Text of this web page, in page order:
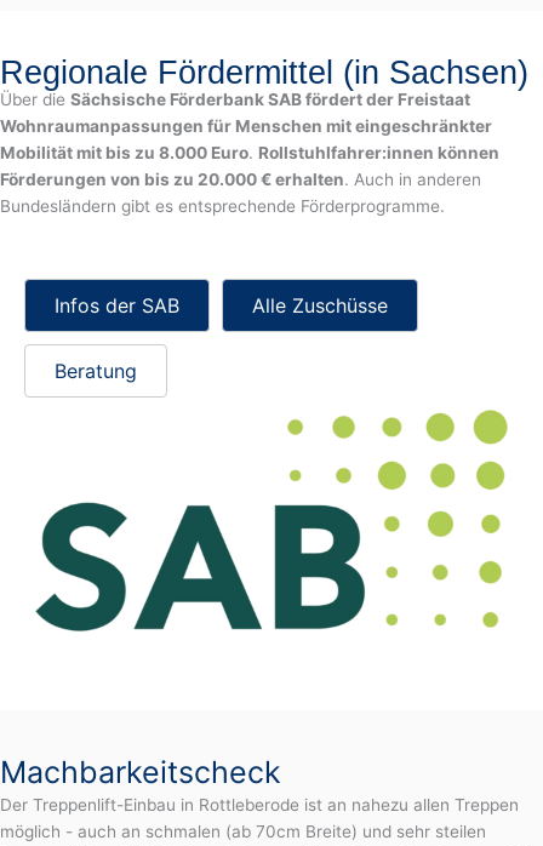
Regionale Fördermittel (in Sachsen)
Über die Sächsische Förderbank SAB fördert der Freistaat
Wohnraumanpassungen für Menschen mit eingeschränkter
Mobilität mit bis zu 8.000 Euro. Rollstuhlfahrer:innen können
Förderungen von bis zu 20.000 € erhalten. Auch in anderen
Bundesländern gibt es entsprechende Förderprogramme.
Infos der SAB Alle Zuschüsse
Beratung
Machbarkeitscheck
Der Treppenlift-Einbau in Rottleberode ist an nahezu allen Treppen
möglich - auch an schmalen (ab 70cm Breite) und sehr steilen